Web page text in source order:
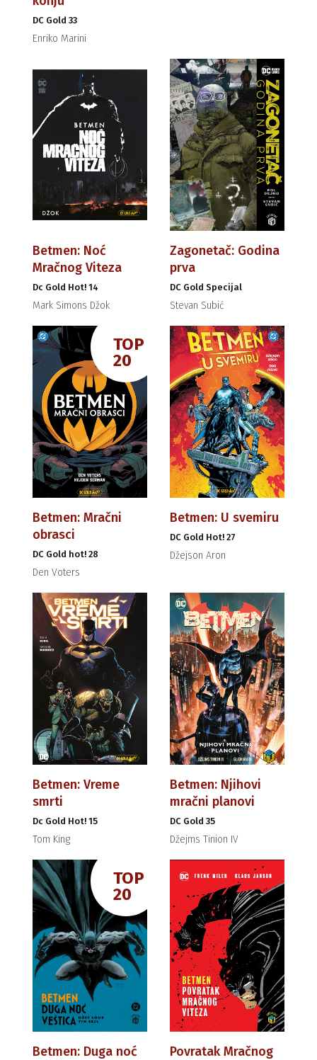
DC Gold 33
Enriko Marini
Betmen: Noć
Mračnog Viteza
Dc Gold Hot! 14
Mark Simons Džok
Zagonetač: Godina
prva
DC Gold Specijal
Stevan Subić
TOP
20
Betmen: Mračni
obrasci
DC Gold hot! 28
Den Voters
Betmen: U svemiru
DC Gold Hot! 27
Džejson Aron
Betmen: Vreme
smrti
Dc Gold Hot! 15
Tom King
Betmen: Njihovi
mračni planovi
DC Gold 35
Džejms Tinion IV
TOP
20
Betmen: Duga noć
Povratak Mračnog